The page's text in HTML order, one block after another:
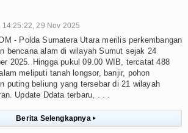
14:25:22, 29 Nov 2025
- Polda Sumatera Utara merilis perkembangan
bencana alam di wilayah Sumut sejak 24
2025. Hingga pukul 09.00 WIB, tercatat 488
meliputi tanah longsor, banjir, pohon
puting beliung yang tersebar di 21 wilayah
Update Ddata terbaru, . . .
Berita Selengkapnya ▸